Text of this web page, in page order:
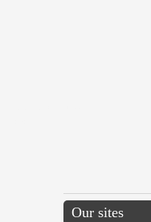
Our sites